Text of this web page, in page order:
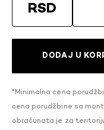
RSD
DODAJ U
*Minimalna cena
cena porudžbine sa
obračunata je za